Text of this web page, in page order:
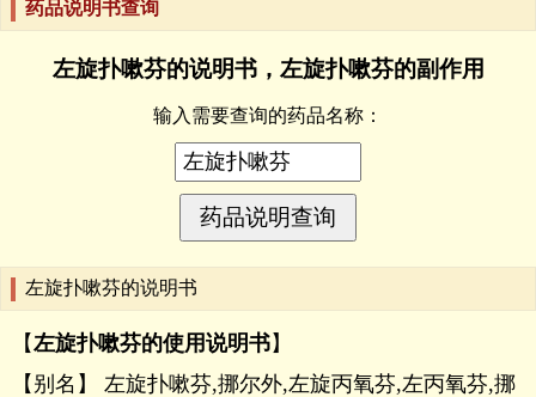
药品说明书查询
左旋扑嗽芬的说明书，左旋扑嗽芬的副作用
输入需要查询的药品名称：
左旋扑嗽芬的说明书
【左旋扑嗽芬的使用说明书】
【别名】 左旋扑嗽芬,挪尔外,左旋丙氧芬,左丙氧芬,挪